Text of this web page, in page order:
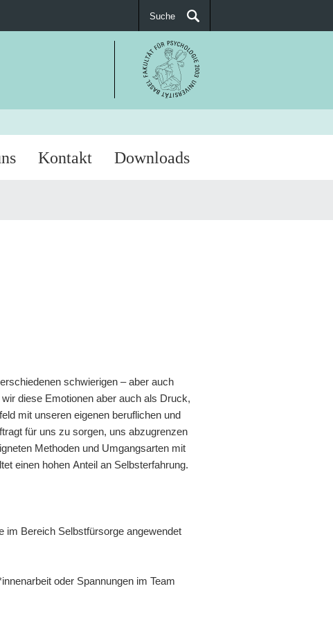
Suche
SUCHEN
Kontakt Downloads
schwierigen – aber auch
diese Emotionen aber auch als Druck,
mit unseren eigenen beruflichen und
für uns zu sorgen, uns abzugrenzen
Methoden und Umgangsarten mit
einen hohen Anteil an Selbsterfahrung.
im Bereich Selbstfürsorge angewendet
oder Spannungen im Team